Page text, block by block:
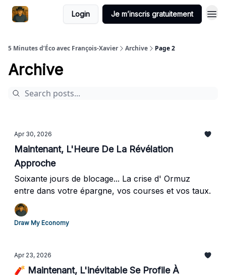
Login Je m’inscris gratuitement
5 Minutes d’Éco avec François-Xavier Archive Page 2
Archive
Apr 30, 2026
Maintenant, L'Heure De La Révélation
Approche
Soixante jours de blocage... La crise d' Ormuz
entre dans votre épargne, vos courses et vos taux.
Draw My Economy
Apr 23, 2026
🧨 Maintenant, L'inévitable Se Profile À